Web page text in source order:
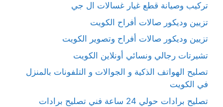
تركيب وصيانة قطع غيار غسالات ال جي
تزيين وديكور صالات أفراح الكويت
تزيين وديكور صالات أفراح وتصوير الكويت
تشيرتات رجالي ونسائي أونلاين الكويت
تصليح الهواتف الذكية و الجوالات و التلفونات بالمنزل
في الكويت
تصليح برادات حولي 24 ساعة فني تصليح برادات